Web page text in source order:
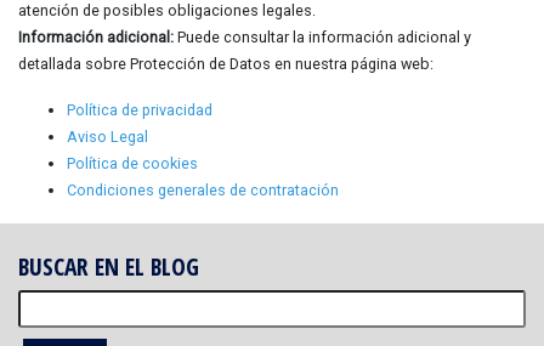
atención de posibles obligaciones legales.
Información adicional: Puede consultar la información adicional y
detallada sobre Protección de Datos en nuestra página web:
Política de privacidad
Aviso Legal
Política de cookies
Condiciones generales de contratación
BUSCAR EN EL BLOG